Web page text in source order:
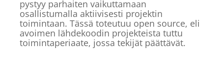
pystyy parhaiten vaikuttamaan
osallistumalla aktiivisesti projektin
toimintaan. Tässä toteutuu open source, eli
avoimen lähdekoodin projekteista tuttu
toimintaperiaate, jossa tekijät päättävät.